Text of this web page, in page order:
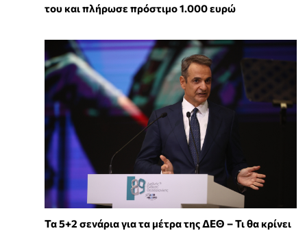
του και πλήρωσε πρόστιμο 1.000 ευρώ
Τα 5+2 σενάρια για τα μέτρα της ΔΕΘ – Τι θα κρίνει